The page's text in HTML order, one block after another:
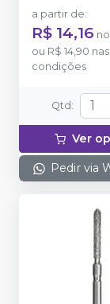
rotação).
a partir de:
R$ 14,16 no
ou R$ 14,90
condições
Qtd :
Ver
Pedir via